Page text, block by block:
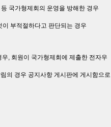
국가형제회의 운영을 방해한 경우
부적절하다고 판단되는 경우
, 회원이 국가형제회에 제출한 전자우
의 경우 공지사항 게시판에 게시함으로